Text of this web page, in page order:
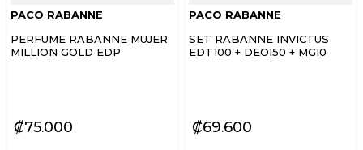
PACO RABANNE
PERFUME RABANNE MUJER
MILLION GOLD EDP
₡75000
PACO RABANNE
SET RABANNE INVICTUS
EDT100 + DEO150 + MG10
₡69 600